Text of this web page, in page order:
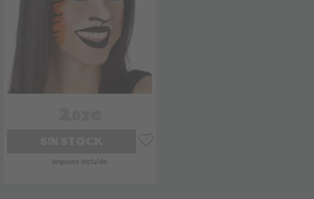
Imposto Incluído